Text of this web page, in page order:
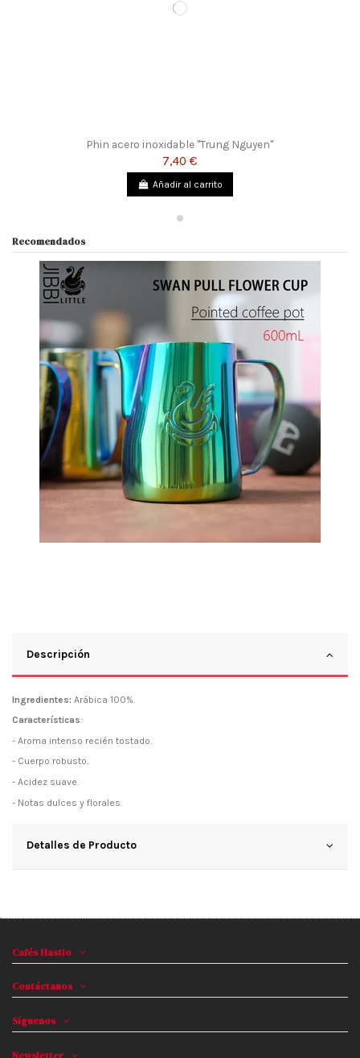
Phin acero inoxidable "Trung Nguyen"
7,40 €
Añadir al carrito
Recomendados
Descripción
Ingredientes: Arábica 100%.
Características:
- Aroma intenso recién tostado.
- Cuerpo robusto.
- Acidez suave.
- Notas dulces y florales.
Detalles de Producto
Cafés Hastio
Contáctanos
Síguenos
Newsletter